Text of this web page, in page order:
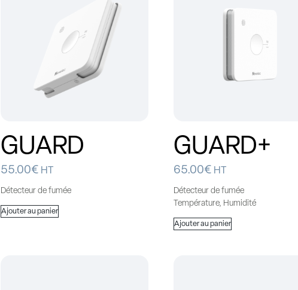
GUARD
55.00€ HT
Détecteur de fumée
Ajouter au panier
GUARD+
65.00€ HT
Détecteur de fumée
Température, Humidité
Ajouter au panier